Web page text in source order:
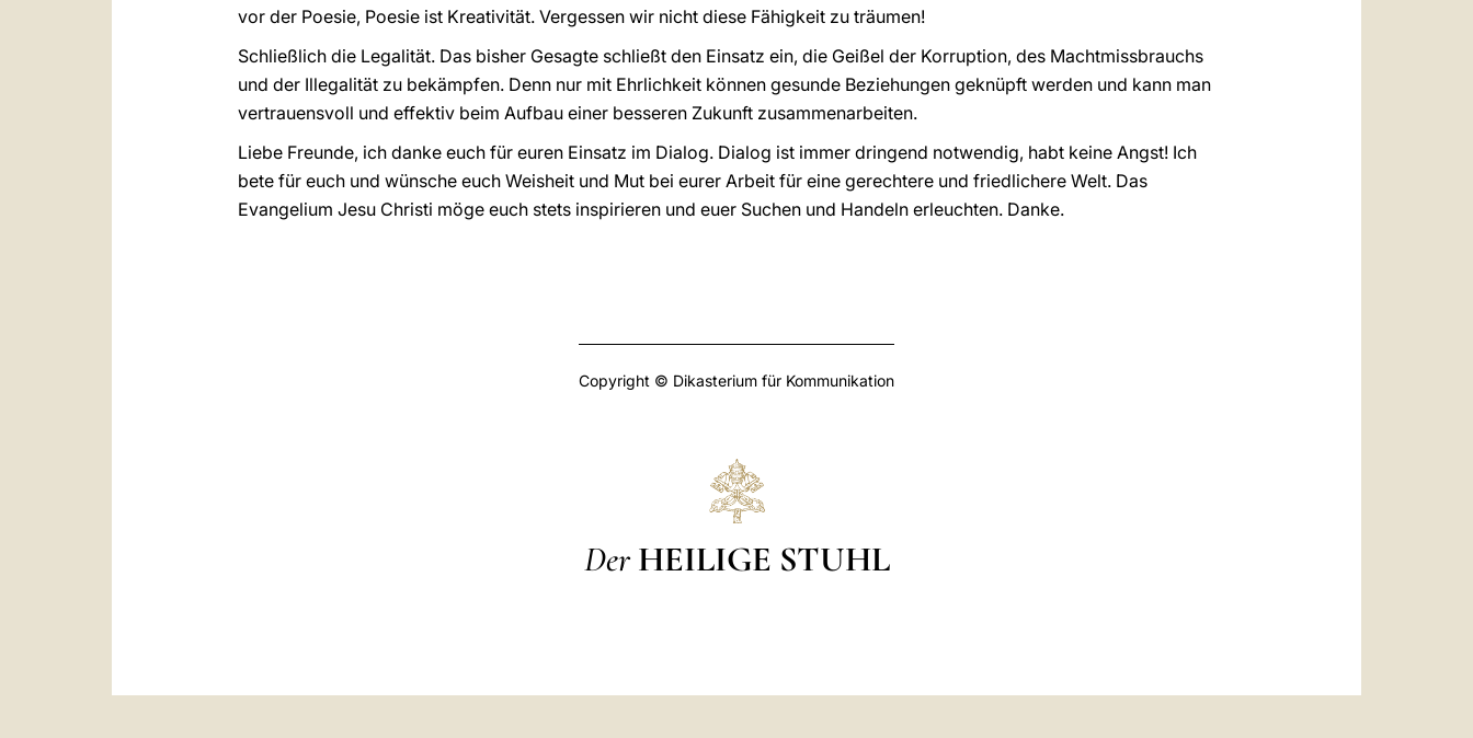
vor der Poesie, Poesie ist Kreativität. Vergessen wir nicht diese Fähigkeit zu träumen!
Schließlich die Legalität. Das bisher Gesagte schließt den Einsatz ein, die Geißel der Korruption, des Machtmissbrauchs
und der Illegalität zu bekämpfen. Denn nur mit Ehrlichkeit können gesunde Beziehungen geknüpft werden und kann man
vertrauensvoll und effektiv beim Aufbau einer besseren Zukunft zusammenarbeiten.
Liebe Freunde, ich danke euch für euren Einsatz im Dialog. Dialog ist immer dringend notwendig, habt keine Angst! Ich
bete für euch und wünsche euch Weisheit und Mut bei eurer Arbeit für eine gerechtere und friedlichere Welt. Das
Evangelium Jesu Christi möge euch stets inspirieren und euer Suchen und Handeln erleuchten. Danke.
Copyright © Dikasterium für Kommunikation
Der HEILIGE STUHL